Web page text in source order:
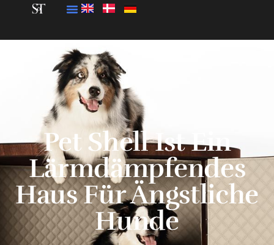
Pet Shell Ist Ein
Lärmdämpfendes
Haus Für Ängstliche
Hunde